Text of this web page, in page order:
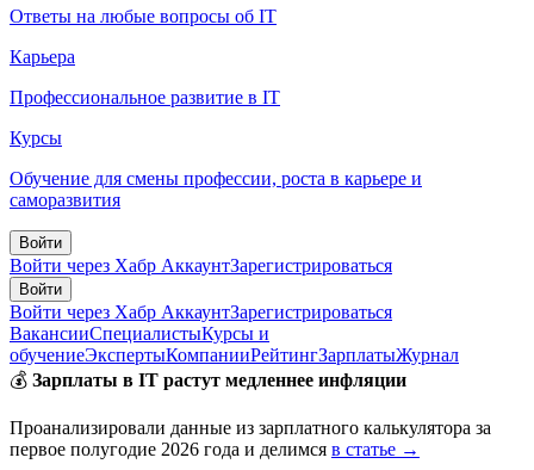
Ответы на любые вопросы об IT
Карьера
Профессиональное развитие в IT
Курсы
Обучение для смены профессии, роста в карьере и
саморазвития
Войти
Войти через Хабр АккаунтЗарегистрироваться
Войти
Войти через Хабр АккаунтЗарегистрироваться
ВакансииСпециалистыКурсы и
обучениеЭкспертыКомпанииРейтингЗарплатыЖурнал
💰 Зарплаты в IT растут медленнее инфляции
Проанализировали данные из зарплатного калькулятора за
первое полугодие 2026 года и делимся в статье →